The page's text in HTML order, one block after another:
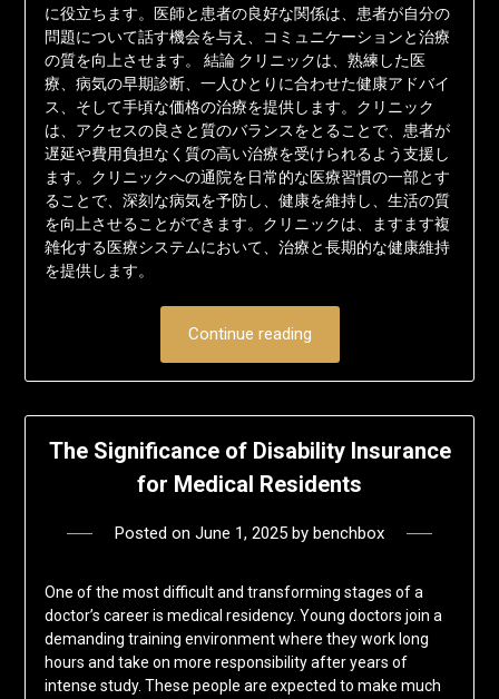
に役立ちます。医師と患者の良好な関係は、患者が自分の
問題について話す機会を与え、コミュニケーションと治療
の質を向上させます。 結論 クリニックは、熟練した医
療、病気の早期診断、一人ひとりに合わせた健康アドバイ
ス、そして手頃な価格の治療を提供します。クリニック
は、アクセスの良さと質のバランスをとることで、患者が
遅延や費用負担なく質の高い治療を受けられるよう支援し
ます。クリニックへの通院を日常的な医療習慣の一部とす
ることで、深刻な病気を予防し、健康を維持し、生活の質
を向上させることができます。クリニックは、ますます複
雑化する医療システムにおいて、治療と長期的な健康維持
を提供します。
Continue reading
The Significance of Disability Insurance
for Medical Residents
Posted on June 1, 2025 by benchbox
One of the most difficult and transforming stages of a
doctor’s career is medical residency. Young doctors join a
demanding training environment where they work long
hours and take on more responsibility after years of
intense study. These people are expected to make much